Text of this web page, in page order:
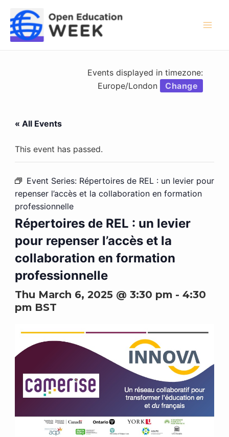
content
Events displayed in timezone:
Europe/London
Change
« All Events
This event has passed.
Event Series: Répertoires de REL : un levier pour
repenser l’accès et la collaboration en formation
professionnelle
Répertoires de REL : un levier
pour repenser l’accès et la
collaboration en formation
professionnelle
Thu March 6, 2025 @ 3:30 pm- 4:30
pmBST